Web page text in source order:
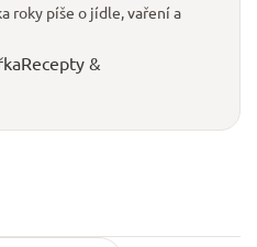
roky píše o jídle, vaření a
Recepty &